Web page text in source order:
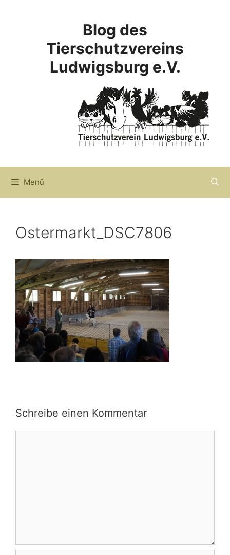
Blog des
Tierschutzvereins
Ludwigsburg e.V.
Menü
Ostermarkt_DSC7806
Schreibe einen Kommentar